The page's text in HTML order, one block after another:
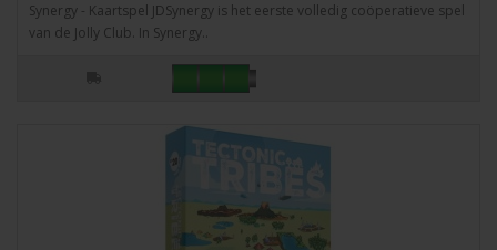
Synergy - Kaartspel JDSynergy is het eerste volledig coöperatieve spel
van de Jolly Club. In Synergy..